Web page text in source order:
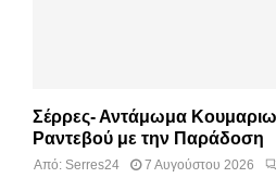
Σέρρες- Αντάμωμα
Ραντεβού με την Παράδοση
Από: Serres24 7 Αυγούστου 2026